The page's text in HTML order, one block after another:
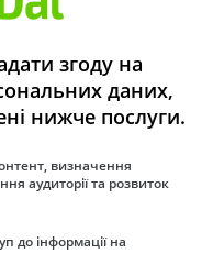
и в сады,
различных
канареек и других
птицеводов и
згоду на
даних,
нижче послуги.
визначення
аудиторії та розвиток
до інформації на